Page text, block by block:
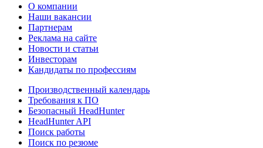
О компании
Наши вакансии
Партнерам
Реклама на сайте
Новости и статьи
Инвесторам
Кандидаты по профессиям
Производственный календарь
Требования к ПО
Безопасный HeadHunter
HeadHunter API
Поиск работы
Поиск по резюме